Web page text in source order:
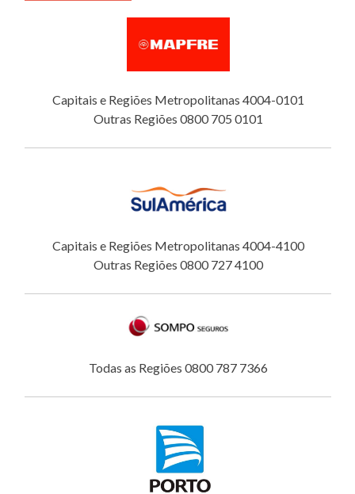
Capitais e Regiões Metropolitanas 4004-0101
Outras Regiões 0800 705 0101
Capitais e Regiões Metropolitanas 4004-4100
Outras Regiões 0800 727 4100
Todas as Regiões 0800 787 7366